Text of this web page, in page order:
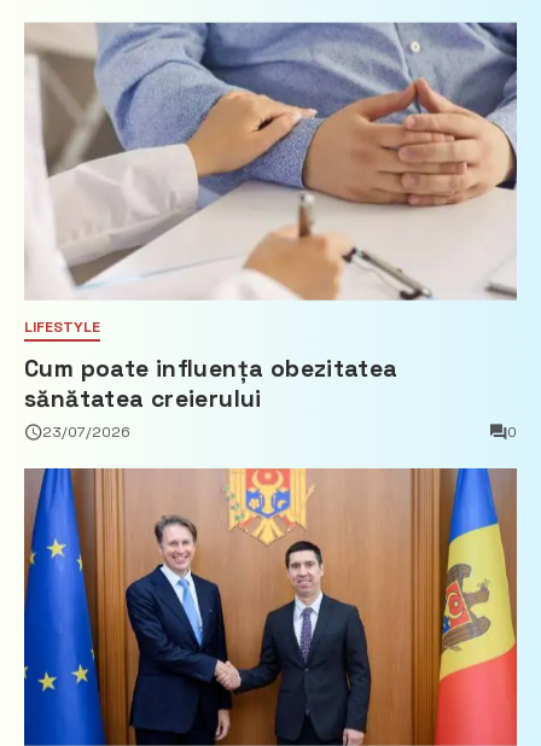
LIFESTYLE
Cum poate influența obezitatea
sănătatea creierului
23/07/2026 0